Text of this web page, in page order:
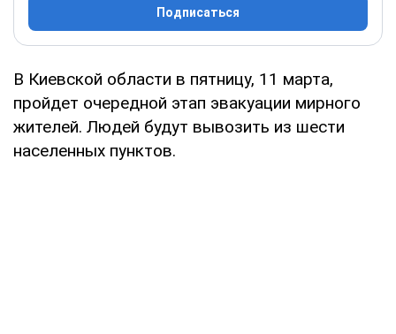
Подписаться
В Киевской области в пятницу, 11 марта,
пройдет очередной этап эвакуации мирного
жителей. Людей будут вывозить из шести
населенных пунктов.